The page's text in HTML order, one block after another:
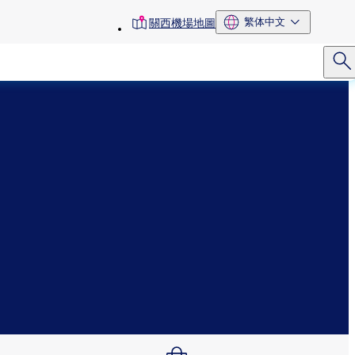
toolbar關西機場地圖 繁体中文